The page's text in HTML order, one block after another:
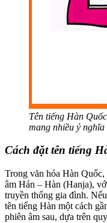
Tên tiếng Hàn
mang nhiều ý nghĩa
Cách đặt tên tiếng
Trong văn hóa Hàn
âm Hán – Hàn (Hanja),
truyền thống gia đình.
tên tiếng Hàn một cách
phiên âm sau, dựa trên